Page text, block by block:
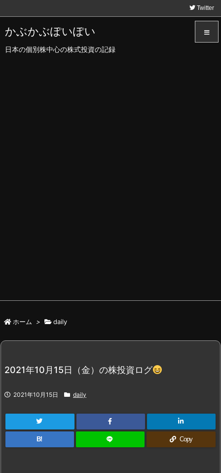
かぶかぶぽいぽい
日本の個別株中心の株式投資の記録
Twitter
ホーム > daily
2021年10月15日（金）の株投資ログ
2021年10月15日 daily
B! Copy